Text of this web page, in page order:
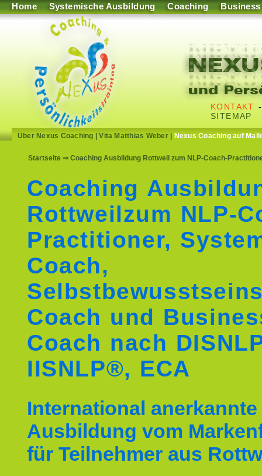
Home Systemische Ausbildung Coaching Business
KONTAKT
SITEMAP
Über Nexus Coaching |Vita Matthias Weber| Nexus Coaching auf
Startseite ⇒ Coaching Ausbildung Rottweil zum NLP-Coach-
Coaching
Rottweilzum NLP-
Practitioner,
Coach,
Coach und
Coach nach
IISNLP®, ECA
International
Ausbildung vom
für Teilnehmer aus